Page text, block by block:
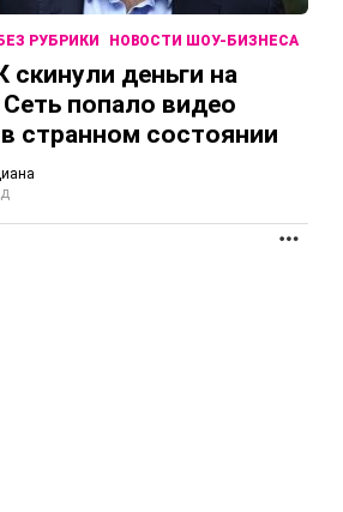
БЕЗ РУБРИКИ НОВОСТИ ШОУ-БИЗНЕСА
скинули деньги на
попало видео
странном состоянии